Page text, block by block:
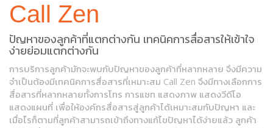
Call Zen
ปัญหาของลูกค้าที่แตกต่างกัน เทคนิคการสื่อสารให้เข้าใจ
ง่ายย่อมแตกต่างกัน
การบริการลูกค้ามักจะพบกับปัญหาของลูกค้าที่หลากหลาย จึงมีความ
จำเป็นต้องมีเทคนิคการสื่อสารที่เหมาะสม Call Zen จึงมีทางเลือกการ
สื่อสารที่หลากหลายทั้งการโทร การแชท แสดงภาพ แสดงวีดีโอ
แสดงแผนที่ เพื่อให้องค์กรสื่อสารสู่ลูกค้าได้เหมาะสมกับปัญหา และ
เมื่อไรก็ตามที่ลูกค้าสามารถเข้าถึงทางแก้ไขปัญหาได้ง่ายแล้ว ลูกค้า